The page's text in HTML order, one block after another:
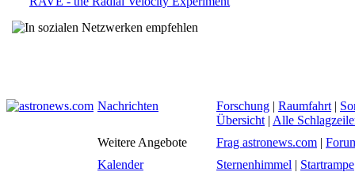
Nachrichten Forschung | Raumfahrt |
Übersicht | Alle
Weitere Angebote
Frag astronews.com |
Kalender
Sternenhimmel | Startrampe